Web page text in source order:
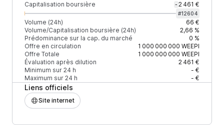
Capitalisation boursière - 2 461 €
#12604
Volume (24h)
66 €
Volume/Capitalisation boursière (24h)
2,66 %
Prédominance sur la cap. du marché
0 %
Offre en circulation
1 000 000 000 WEEPI
Offre Totale
1 000 000 000 WEEPI
Évaluation après dilution
2 461 €
Minimum sur 24 h
- €
Maximum sur 24 h
- €
Liens officiels
Site internet